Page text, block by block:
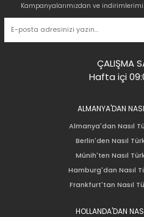
Kampanyalarımızdan ve
ÇALIŞMA
Hafta içi
ALMANYA'DAN
Almanya'dan Nasıl
Berlin'den Nasıl
Münih'ten Nasıl
Hamburg'dan Nasıl
Frankfurt'tan Nasıl
HOLLANDA'DAN